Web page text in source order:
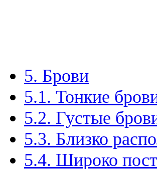
5. Брови
5.1. Тонкие
5.2. Густые
5.3. Близко
5.4. Широко